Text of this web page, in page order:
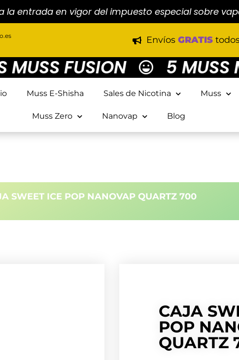
la entrada en vigor del impuesto especial sobre
EnvíosGRATIS
FUSION 5 MUSS
Muss E-Shisha Sales de Nicotina Muss
Muss Zero Nanovap Blog
SWEET ICE POP NANOVAP QUARTZ 700
CAJA
POP
QUARTZ